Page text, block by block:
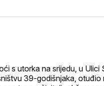
s utorka na srijedu, u
39-godišnjaka, otuđio